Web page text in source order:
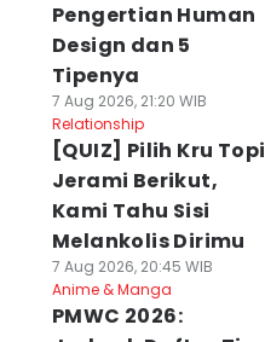
Pengertian Human
Design dan 5
Tipenya
7 Aug 2026, 21:20 WIB
Relationship
[QUIZ] Pilih Kru Topi
Jerami Berikut,
Kami Tahu Sisi
Melankolis Dirimu
7 Aug 2026, 20:45 WIB
Anime & Manga
PMWC 2026: